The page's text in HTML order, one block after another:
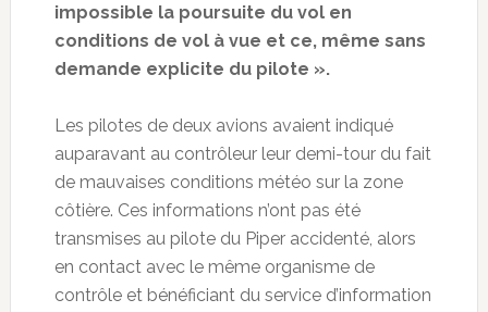
impossible la poursuite du vol en
conditions de vol à vue et ce, même sans
demande explicite du pilote ».
Les pilotes de deux avions avaient indiqué
auparavant au contrôleur leur demi-tour du fait
de mauvaises conditions météo sur la zone
côtière. Ces informations n’ont pas été
transmises au pilote du Piper accidenté, alors
en contact avec le même organisme de
contrôle et bénéficiant du service d’information